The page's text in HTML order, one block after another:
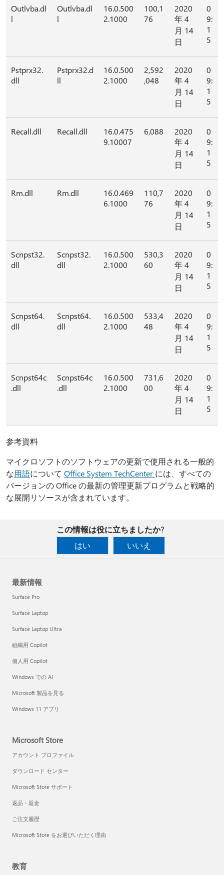
Outlvba.dl
l
Outlvba.dl
l
16.0.500
2.1000
100,1
76
2020
年 4
月 14
日
0
9:
1
5
Pstprx32.
dll
Pstprx32.d
ll
16.0.500
2.1000
2,592
,048
2020
年 4
月 14
日
0
9:
1
5
Recall.dll Recall.dll
16.0.475
9.10007
6,088
2020
年 4
月 14
日
0
9:
1
5
Rm.dll Rm.dll
16.0.469
6.1000
110,7
76
2020
年 4
月 14
日
0
9:
1
5
Scnpst32.
dll
Scnpst32.
dll
16.0.500
2.1000
530,3
60
2020
年 4
月 14
日
0
9:
1
5
Scnpst64.
dll
Scnpst64.
dll
16.0.500
2.1000
533,4
48
2020
年 4
月 14
日
0
9:
1
5
Scnpst64c
.dll
Scnpst64c
.dll
16.0.500
2.1000
731,6
00
2020
年 4
月 14
日
0
9:
1
5
参考資料
マイクロソフトのソフトウェアの更新で使用される一般的
な用語について Office System TechCenter には、すべての
バージョンの Office の最新の管理更新プログラムと戦略的
な展開リソースが含まれています。
この情報は役に立ちましたか?
はい
いいえ
最新情報
Surface Pro
Surface Laptop
Surface Laptop Ultra
組織用 Copilot
個人用 Copilot
Windows での AI
Microsoft 製品を見る
Windows 11 アプリ
Microsoft Store
アカウント プロファイル
ダウンロード センター
Microsoft Store サポート
返品・返金
ご注文履歴
Microsoft Store をお選びいただく理由
教育